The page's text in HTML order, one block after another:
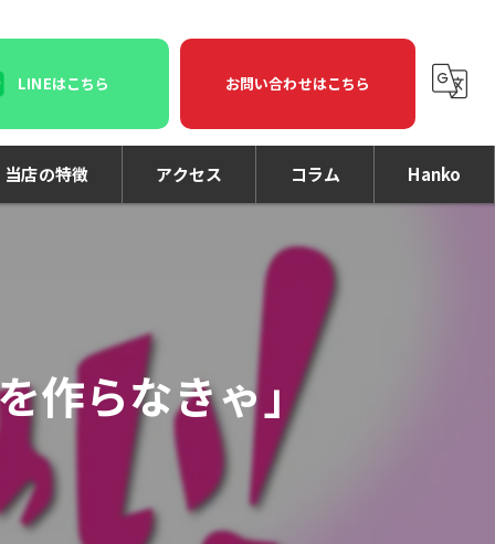
LINEはこちら お問い合わせはこちら
当店の特徴
個人事業主
アクセス コラム Hanko
作らなきゃ」